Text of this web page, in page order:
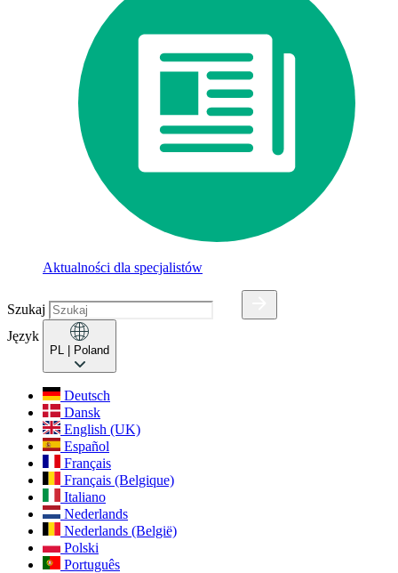
Aktualności dla specjalistów
Szukaj
Język
PL | Poland
Deutsch
Dansk
English (UK)
Español
Français
Français (Belgique)
Italiano
Nederlands
Nederlands (België)
Polski
Português